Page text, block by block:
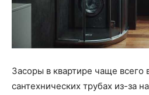
Засоры в квартире чаще всего
сантехнических трубах из-за